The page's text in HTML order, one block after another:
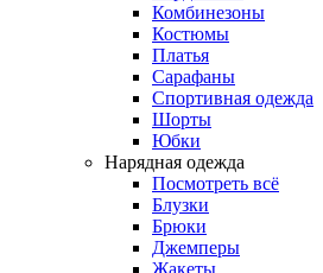
Комбинезоны
Костюмы
Платья
Сарафаны
Спортивная одежда
Шорты
Юбки
Нарядная одежда
Посмотреть всё
Блузки
Брюки
Джемперы
Жакеты